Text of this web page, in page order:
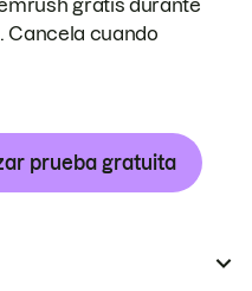
gratis durante
Cancela cuando
prueba gratuita